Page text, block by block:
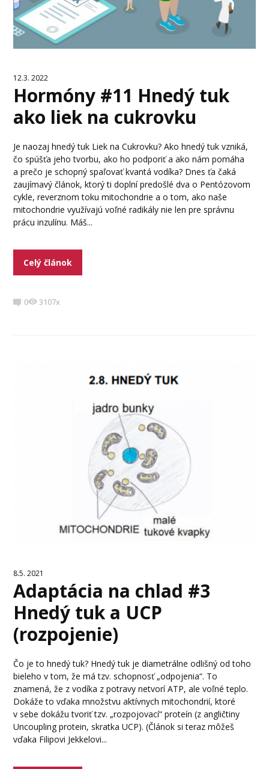
12.3. 2022
Hormóny #11 Hnedý tuk
ako liek na cukrovku
Je naozaj hnedý tuk Liek na Cukrovku? Ako hnedý tuk vzniká,
čo spúšťa jeho tvorbu, ako ho podporiť a ako nám pomáha
a prečo je schopný spaľovať kvantá vodíka? Dnes ťa čaká
zaujímavý článok, ktorý ti doplní predošlé dva o Pentózovom
cykle, reverznom toku mitochondrie a o tom, ako naše
mitochondrie využívajú voľné radikály nie len pre správnu
prácu inzulínu. Máš...
Celý článok
0 3107x
8.5. 2021
Adaptácia na chlad #3
Hnedý tuk a UCP
(rozpojenie)
Čo je to hnedý tuk? Hnedý tuk je diametrálne odlišný od toho
bieleho v tom, že má tzv. schopnosť „odpojenia“. To
znamená, že z vodíka z potravy netvorí ATP, ale voľné teplo.
Dokáže to vďaka množstvu aktívnych mitochondrií, ktoré
v sebe dokážu tvoriť tzv. „rozpojovací“ proteín (z angličtiny
Uncoupling protein, skratka UCP). (Článok si teraz môžeš
vďaka Filipovi Jekkelovi...